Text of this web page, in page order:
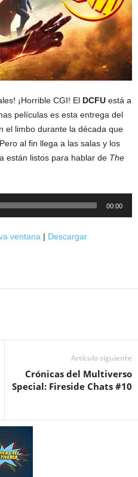
¡Horrible CGI! El DCFU está a
películas es esta entrega del
el limbo durante la década que
al fin llega a las salas y los
están listos para hablar de The
00:00
ventana | Descargar
Artículo siguiente
Crónicas del Multiverso
Special: Fireside Chats #10